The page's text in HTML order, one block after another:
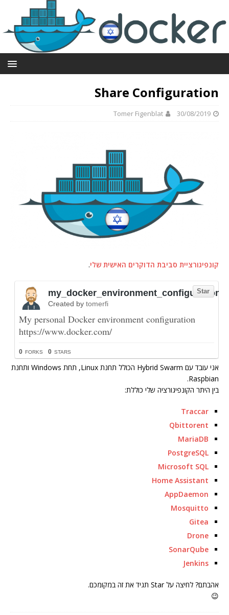
Share Configuration
30/08/2019
Tomer Figenblat
קונפיגורציית סביבת הדוקרים האישית שלי.
אני עובד עם Hybrid Swarm הכולל תחנת Linux, תחת Windows ותחנת
Raspbian.
בין היתר הקונפיגורציה שלי כוללת:
Traccar
Qbittorent
MariaDB
PostgreSQL
Microsoft SQL
Home Assistant
AppDaemon
Mosquitto
Gitea
Drone
SonarQube
Jenkins
אהבתם? לחיצה על Star תגיד את זה במקומכם.
😉